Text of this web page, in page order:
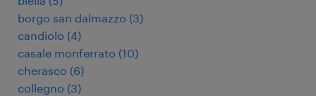
borgo san dalmazzo (3)
candiolo (4)
casale monferrato (10)
cherasco (6)
collegno (3)